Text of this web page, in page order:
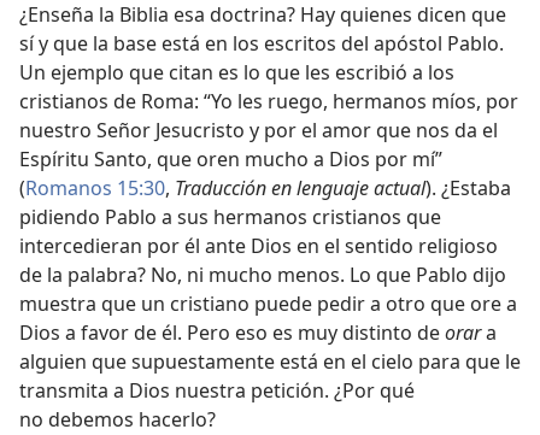
¿Enseña la Biblia esa doctrina? Hay quienes dicen que
sí y que la base está en los escritos del apóstol Pablo.
Un ejemplo que citan es lo que les escribió a los
cristianos de Roma: “Yo les ruego, hermanos míos, por
nuestro Señor Jesucristo y por el amor que nos da el
Espíritu Santo, que oren mucho a Dios por mí”
(Romanos 15:30, Traducción en lenguaje actual). ¿Estaba
pidiendo Pablo a sus hermanos cristianos que
intercedieran por él ante Dios en el sentido religioso
de la palabra? No, ni mucho menos. Lo que Pablo dijo
muestra que un cristiano puede pedir a otro que ore a
Dios a favor de él. Pero eso es muy distinto deorara
alguien que supuestamente está en el cielo para que le
transmita a Dios nuestra petición. ¿Por qué
no debemos hacerlo?